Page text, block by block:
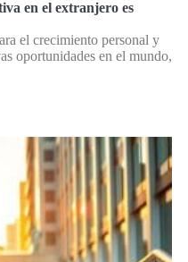
en el extranjero es
el crecimiento personal y
oportunidades en el mundo,